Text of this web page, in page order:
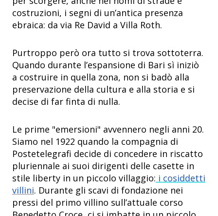
costruzioni, i segni di un’antica presenza
ebraica: da via Re David a Villa Roth.
Purtroppo però ora tutto si trova sottoterra.
Quando durante l’espansione di Bari sì iniziò
a costruire in quella zona, non si badò alla
preservazione della cultura e alla storia e si
decise di far finta di nulla.
Le prime "emersioni" avvennero negli anni 20.
Siamo nel 1922 quando la compagnia di
Postetelegrafi decide di concedere in riscatto
pluriennale ai suoi dirigenti delle casette in
stile liberty in un piccolo villaggio: i cosiddetti
villini. Durante gli scavi di fondazione nei
pressi del primo villino sull’attuale corso